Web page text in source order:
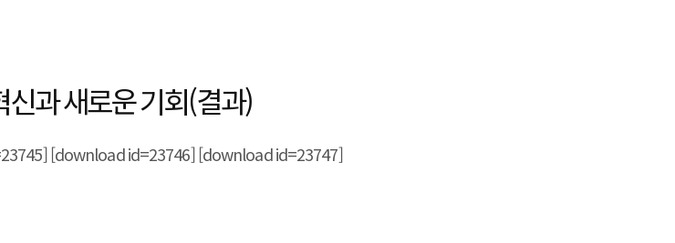
과 새로운 기회(결과)
[download id=23746] [download id=23747]